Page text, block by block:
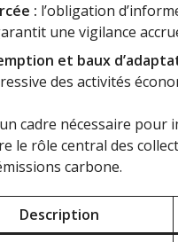
: l’obligation
une vigilance
et baux
des activités
cadre nécessaire pour
le rôle central des
carbone.
Description